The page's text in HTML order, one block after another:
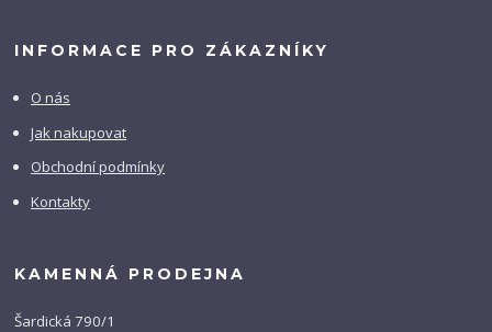
INFORMACE PRO ZÁKAZNÍKY
O nás
Jak nakupovat
Obchodní podmínky
Kontakty
KAMENNÁ PRODEJNA
Šardická 790/1